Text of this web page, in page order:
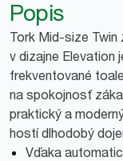
Popis
Tork Mid-size
v dizajne Elevation
frekventované
na spokojnosť
praktický a
hostí dlhodobý
Vďaka